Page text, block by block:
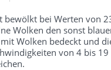
bei Werten von
Wolken den sonst
Wolken bedeckt und
von 4 bis